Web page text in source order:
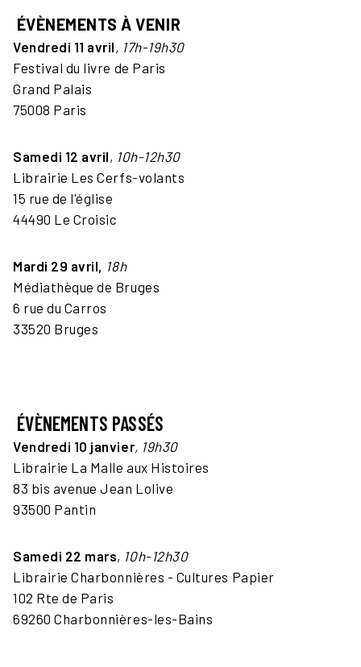
ÉVÈNEMENTS À VENIR
Vendredi 11 avril , 17h-19h30
Festival du livre de Paris
Grand Palais
75008 Paris
Samedi 12 avril, 10h-12h30
Librairie Les Cerfs-volants
15 rue de l'église
44490 Le Croisic
Mardi 29 avril,
18h
Médiathèque de Bruges
6 rue du Carros
33520 Bruges
ÉVÈNEMENTS PASSÉS
Vendredi 10 janvier, 19h30
Librairie La Malle aux Histoires
83 bis avenue Jean Lolive
93500 Pantin
Samedi 22 mars, 10h-12h30
Librairie Charbonnières - Cultures Papier
102 Rte de Paris
69260 Charbonnières-les-Bains